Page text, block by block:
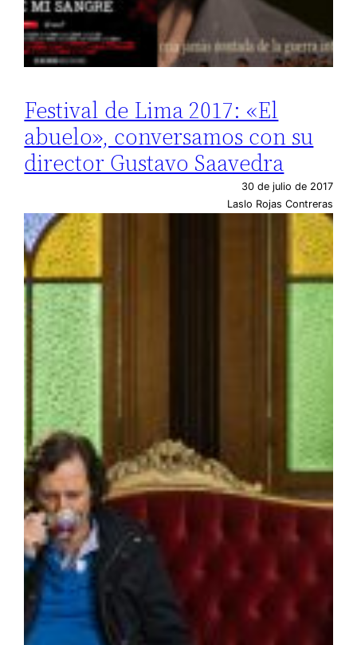
Festival de Lima 2017: «El
abuelo», conversamos con su
director Gustavo Saavedra
30 de julio de 2017
Laslo Rojas Contreras